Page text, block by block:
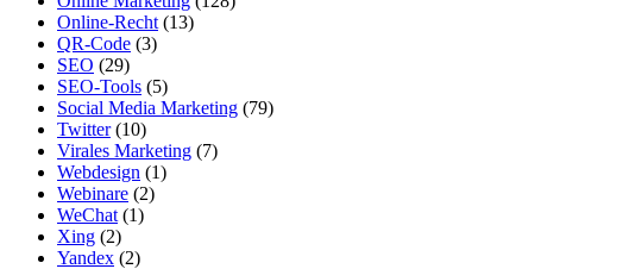
Online-Recht (13)
QR-Code (3)
SEO (29)
SEO-Tools (5)
Social Media Marketing (79)
Twitter(10)
Virales Marketing (7)
Webdesign (1)
Webinare (2)
WeChat (1)
Xing (2)
Yandex (2)